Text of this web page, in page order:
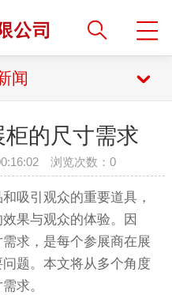
闻
的尺寸需求
浏览次数：0
吸引观众的重要道具，
果与观众的体验。因
求，是每个参展商在展
题。本文将从多个角度
求。